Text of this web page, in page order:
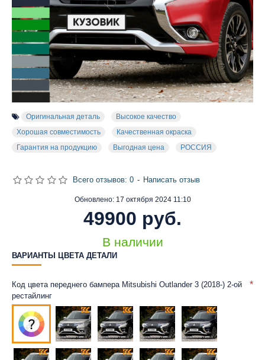
Оригинальная деталь
Высокое качество
Хорошая совместимость
Качественная окраска
Гарантия на продукцию
Выгодная цена РОССИЯ
Обновлено: 17 октября 2024 11:10
В наличии
Всего отзывов: 0 - Написать отзыв
49900 руб.
ВАРИАНТЫ ЦВЕТА ДЕТАЛИ
Код цвета переднего бампера Mitsubishi Outlander 3 (2018-) 2-ой
рестайлинг